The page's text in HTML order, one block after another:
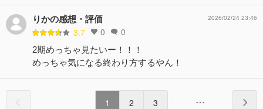
りかの感想・評価
3.7 0 0
2026/02/24 23:46
2期めっちゃ見たいー！！！
めっちゃ気になる終わり方するやん！
1 2 3